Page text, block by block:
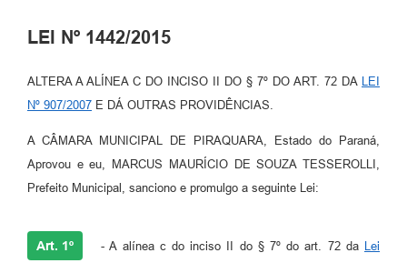
LEI Nº 1442/2015
ALTERA A ALÍNEA C DO INCISO II DO § 7º DO ART. 72 DA
LEI
Nº 907/2007 E DÁ OUTRAS PROVIDÊNCIAS.
A CÂMARA MUNICIPAL DE PIRAQUARA, Estado do Paraná,
Aprovou e eu, MARCUS MAURÍCIO DE SOUZA TESSEROLLI,
Prefeito Municipal, sanciono e promulgo a seguinte Lei:
Art. 1º - A alínea c do inciso II do § 7º do art. 72 da Lei